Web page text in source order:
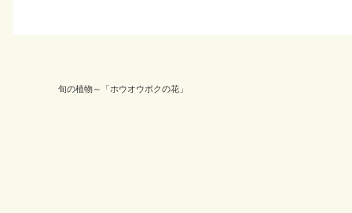
旬の植物～「ホウオウボクの花」